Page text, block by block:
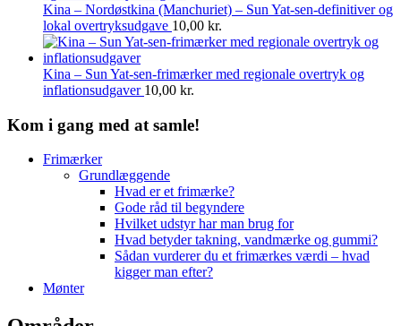
Kina – Nordøstkina (Manchuriet) – Sun Yat-sen-definitiver og
lokal overtryksudgave 10,00 kr.
Kina – Sun Yat-sen-frimærker med regionale overtryk og
inflationsudgaver 10,00 kr.
Kom i gang med at samle!
Frimærker
Grundlæggende
Hvad er et frimærke?
Gode råd til begyndere
Hvilket udstyr har man brug for
Hvad betyder takning, vandmærke og gummi?
Sådan vurderer du et frimærkes værdi – hvad
kigger man efter?
Mønter